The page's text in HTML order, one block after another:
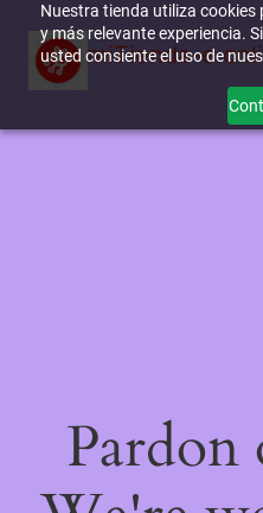
Nuestra tienda utiliza cookies
y más relevante experiencia.
usted consiente el uso de
miTienda-
Pardon